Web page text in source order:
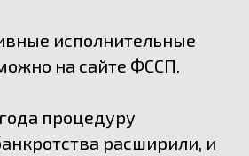
исполнительные
на сайте ФССП.
процедуру
расширили, и